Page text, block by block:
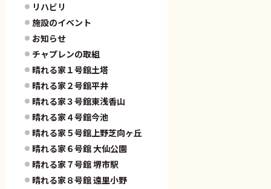
リハビリ
施設のイベント
お知らせ
チャプレンの取組
晴れる家１号館土塔
晴れる家２号館平井
晴れる家３号館東浅香山
晴れる家４号館今池
晴れる家５号館上野芝向ヶ丘
晴れる家６号館 大仙公園
晴れる家７号館 堺市駅
晴れる家８号館 遠里小野